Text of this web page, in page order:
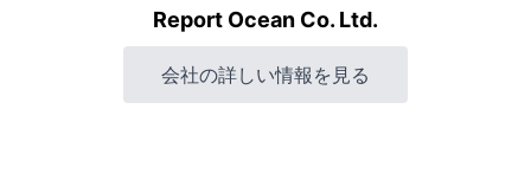
Report Ocean Co. Ltd.
会社の詳しい情報を見る